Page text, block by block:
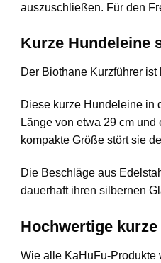
auszuschließen. Für den
Kurze Hundeleine
Der Biothane Kurzführer
Diese kurze Hundeleine in
Länge von etwa 29 cm
kompakte Größe stört sie
Die Beschläge aus
dauerhaft ihren silbernen
Hochwertige
Wie alle KaHuFu-Produkte